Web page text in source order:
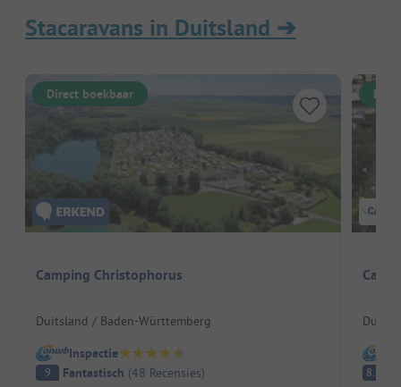
Stacaravans in Duitsland ➔
Direct boekbaar
Camping Christophorus
Duitsland / Baden-Württemberg
Inspectie
9 Fantastisch (48 Recensies)
8.2